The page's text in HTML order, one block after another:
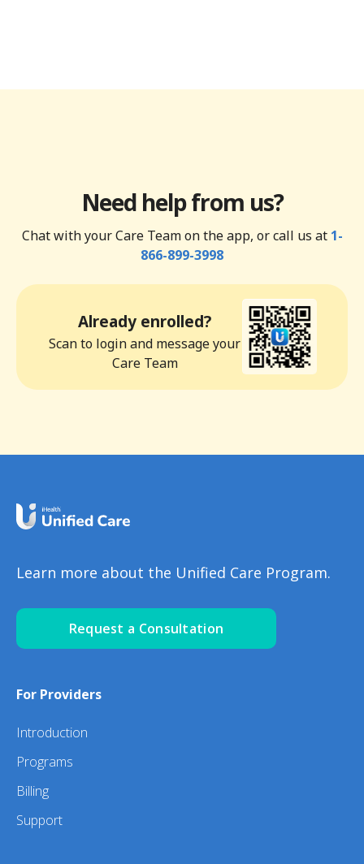
Need help from us?
Chat with your Care Team on the app, or call us at 1-
866-899-3998
Already enrolled?
Scan to login and message your
Care Team
Learn more about the Unified Care Program.
Request a Consultation
For Providers
Introduction
Programs
Billing
Support